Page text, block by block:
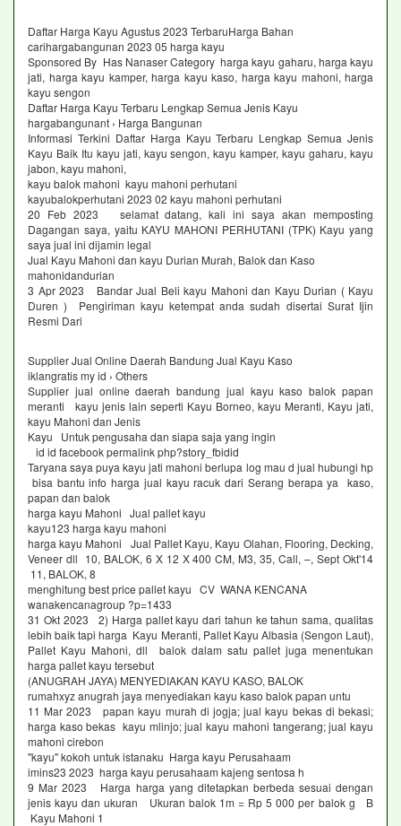
Daftar Harga Kayu Agustus 2023 TerbaruHarga Bahan
carihargabangunan 2023 05 harga kayu
Sponsored By Has Nanaser Category harga kayu gaharu, harga kayu
jati, harga kayu kamper, harga kayu kaso, harga kayu mahoni, harga
kayu sengon
Daftar Harga Kayu Terbaru Lengkap Semua Jenis Kayu
hargabangunant › Harga Bangunan
Informasi Terkini Daftar Harga Kayu Terbaru Lengkap Semua Jenis
Kayu Baik Itu kayu jati, kayu sengon, kayu kamper, kayu gaharu, kayu
jabon, kayu mahoni,
kayu balok mahoni kayu mahoni perhutani
kayubalokperhutani 2023 02 kayu mahoni perhutani
20 Feb 2023 selamat datang, kali ini saya akan memposting
Dagangan saya, yaitu KAYU MAHONI PERHUTANI (TPK) Kayu yang
saya jual ini dijamin legal
Jual Kayu Mahoni dan kayu Durian Murah, Balok dan Kaso
mahonidandurian
3 Apr 2023 Bandar Jual Beli kayu Mahoni dan Kayu Durian ( Kayu
Duren ) Pengiriman kayu ketempat anda sudah disertai Surat Ijin
Resmi Dari
Supplier Jual Online Daerah Bandung Jual Kayu Kaso
iklangratis my id › Others
Supplier jual online daerah bandung jual kayu kaso balok papan
meranti kayu jenis lain seperti Kayu Borneo, kayu Meranti, Kayu jati,
kayu Mahoni dan Jenis
Kayu Untuk pengusaha dan siapa saja yang ingin
id id facebook permalink php?story_fbidid
Taryana saya puya kayu jati mahoni berlupa log mau d jual hubungi hp
bisa bantu info harga jual kayu racuk dari Serang berapa ya kaso,
papan dan balok
harga kayu Mahoni Jual pallet kayu
kayu123 harga kayu mahoni
harga kayu Mahoni Jual Pallet Kayu, Kayu Olahan, Flooring, Decking,
Veneer dll 10, BALOK, 6 X 12 X 400 CM, M3, 35, Call, –, Sept Okt'14
11, BALOK, 8
menghitung best price pallet kayu CV WANA KENCANA
wanakencanagroup ?p=1433
31 Okt 2023 2) Harga pallet kayu dari tahun ke tahun sama, qualitas
lebih baik tapi harga Kayu Meranti, Pallet Kayu Albasia (Sengon Laut),
Pallet Kayu Mahoni, dll balok dalam satu pallet juga menentukan
harga pallet kayu tersebut
(ANUGRAH JAYA) MENYEDIAKAN KAYU KASO, BALOK
rumahxyz anugrah jaya menyediakan kayu kaso balok papan untu
11 Mar 2023 papan kayu murah di jogja; jual kayu bekas di bekasi;
harga kaso bekas kayu mlinjo; jual kayu mahoni tangerang; jual kayu
mahoni cirebon
"kayu" kokoh untuk istanaku Harga kayu Perusahaam
imins23 2023 harga kayu perusahaam kajeng sentosa h
9 Mar 2023 Harga harga yang ditetapkan berbeda sesuai dengan
jenis kayu dan ukuran Ukuran balok 1m = Rp 5 000 per balok g B
Kayu Mahoni 1